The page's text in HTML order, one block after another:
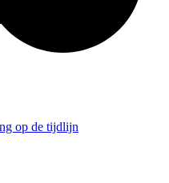
op de tijdlijn